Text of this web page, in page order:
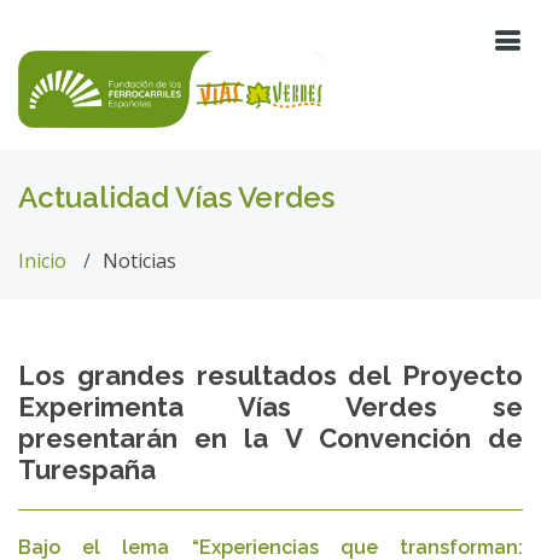
Actualidad Vías Verdes
Inicio Noticias
Los grandes resultados del Proyecto
Experimenta Vías Verdes se
presentarán en la V Convención de
Turespaña
Bajo el lema “Experiencias que transforman: